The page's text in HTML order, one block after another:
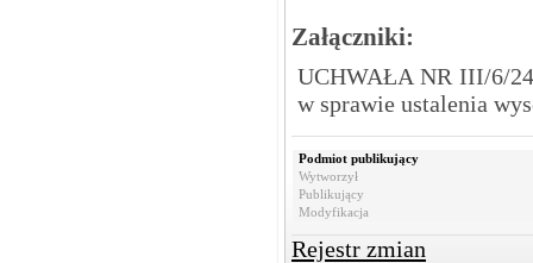
Załączniki:
UCHWAŁA NR III/6/
w sprawie ustalenia
Podmiot publikujący
Wytworzył
Publikujący
Modyfikacja
Rejestr zmian